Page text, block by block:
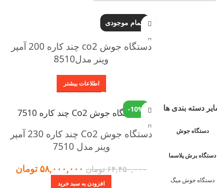
دسته بندی ها
دستگاه جوش
دستگاه برش پلاسما
دستگاه جوش میگ
اتمام موجودی
دستگاه جوش co2 چند کاره 200 آمپر
وینر مدل8510
اطلاعات بیشتر
-10%
دستگاه جوش Co2 چند کاره 230 آمپر
وینر مدل 7510
۶۴,۴۵۰,۰۰۰تومان ۵۸,۰۰۰,۰۰۰ تومان
افزودن به سبد خرید